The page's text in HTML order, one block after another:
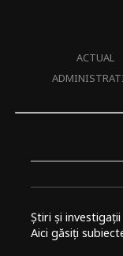
ACTUAL
Știri și
Aici găsiți